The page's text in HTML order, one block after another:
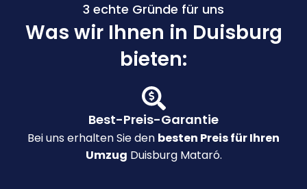
3 echte Gründe für uns
Was wir Ihnen in Duisburg
bieten:
Best-Preis-Garantie
Bei uns erhalten Sie den besten Preis für Ihren
Umzug Duisburg Mataró.